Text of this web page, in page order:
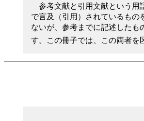
参考文献と引用文献という用
で言及（引用）されているもの
ないが、参考までに記述したも
す。この冊子では、この両者を